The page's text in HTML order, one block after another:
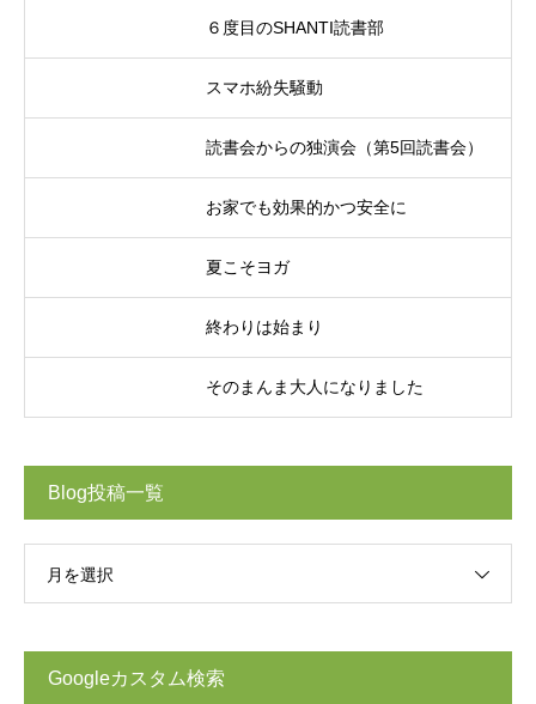
６度目のSHANTI読書部
スマホ紛失騒動
読書会からの独演会（第5回読書会）
お家でも効果的かつ安全に
夏こそヨガ
終わりは始まり
そのまんま大人になりました
Blog投稿一覧
月を選択
Googleカスタム検索